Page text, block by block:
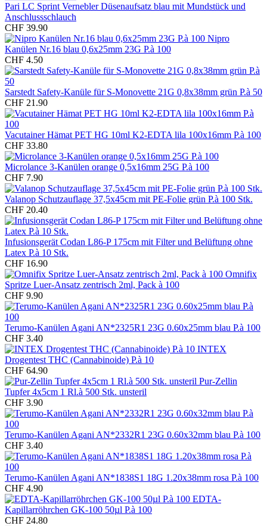
Pari LC Sprint Vernebler Düsenaufsatz blau mit Mundstück und
Anschlussschlauch
CHF 39.90
Nipro
Kanülen Nr.16 blau 0,6x25mm 23G P.à 100
CHF 4.50
Sarstedt Safety-Kanüle für S-Monovette 21G 0,8x38mm grün P.à 50
CHF 21.90
Vacutainer Hämat PET HG 10ml K2-EDTA lila 100x16mm P.à 100
CHF 33.80
Microlance 3-Kanülen orange 0,5x16mm 25G P.à 100
CHF 7.90
Valanop Schutzauflage 37,5x45cm mit PE-Folie grün P.à 100 Stk.
CHF 20.40
Infusionsgerät Codan L86-P 175cm mit Filter und Belüftung ohne
Latex P.à 10 Stk.
CHF 16.90
Omnifix
Spritze Luer-Ansatz zentrisch 2ml, Pack à 100
CHF 9.90
Terumo-Kanülen Agani AN*2325R1 23G 0.60x25mm blau P.à 100
CHF 3.40
INTEX
Drogentest THC (Cannabinoide) P.à 10
CHF 64.90
Pur-Zellin
Tupfer 4x5cm 1 Rl.à 500 Stk. unsteril
CHF 3.90
Terumo-Kanülen Agani AN*2332R1 23G 0.60x32mm blau P.à 100
CHF 3.40
Terumo-Kanülen Agani AN*1838S1 18G 1.20x38mm rosa P.à 100
CHF 4.90
EDTA-
Kapillarröhrchen GK-100 50µl P.à 100
CHF 24.80